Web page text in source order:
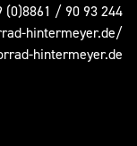
(0)8861 / 90 93 244
hintermeyer.de/
hintermeyer.de